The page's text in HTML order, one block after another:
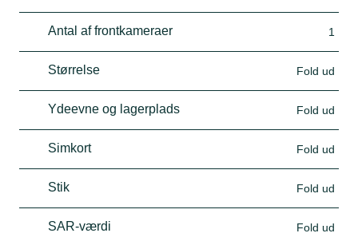
Antal af frontkameraer 1
Størrelse Fold ud
Ydeevne og lagerplads Fold ud
Simkort Fold ud
Stik Fold ud
SAR-værdi Fold ud